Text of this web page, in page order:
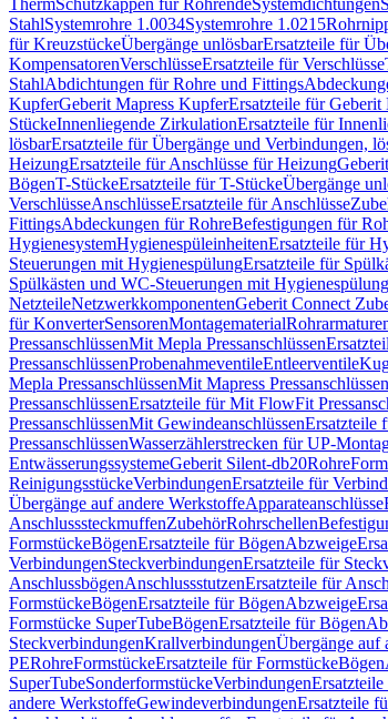
ThermSchutzkappen für RohrendeSystemdichtungen
StahlSystemrohre 1.0034Systemrohre 1.0215
für KreuzstückeÜbergänge unlösbarErsatzteile für
KompensatorenVerschlüsseErsatzteile für Verschlüsse
StahlAbdichtungen für Rohre und Fittings
KupferGeberit Mapress KupferErsatzteile für Geberit
StückeInnenliegende ZirkulationErsatzteile für
lösbarErsatzteile für Übergänge und Verbindungen,
HeizungErsatzteile für Anschlüsse für Heizung
BögenT-StückeErsatzteile für T-StückeÜbergänge
VerschlüsseAnschlüsseErsatzteile für Anschlüsse
FittingsAbdeckungen für RohreBefestigungen für
HygienesystemHygienespüleinheitenErsatzteile für
Steuerungen mit HygienespülungErsatzteile für
Spülkästen und WC-Steuerungen mit Hygienespülung
NetzteileNetzwerkkomponentenGeberit Connect
für KonverterSensorenMontagematerial
PressanschlüssenMit Mepla Pressanschlüssen
PressanschlüssenProbenahmeventileEntleerventile
Mepla PressanschlüssenMit Mapress Pressanschlüssen
PressanschlüssenErsatzteile für Mit FlowFit
PressanschlüssenMit GewindeanschlüssenErsatzteile
PressanschlüssenWasserzählerstrecken für UP-
EntwässerungssystemeGeberit Silent-db20Rohre
ReinigungsstückeVerbindungenErsatzteile für
Übergänge auf andere WerkstoffeApparateanschlüsse
AnschlusssteckmuffenZubehörRohrschellen
FormstückeBögenErsatzteile für BögenAbzweige
VerbindungenSteckverbindungenErsatzteile für
AnschlussbögenAnschlussstutzenErsatzteile für
FormstückeBögenErsatzteile für BögenAbzweige
Formstücke SuperTubeBögenErsatzteile für Bögen
SteckverbindungenKrallverbindungenÜbergänge auf
PERohreFormstückeErsatzteile für FormstückeBögen
SuperTubeSonderformstückeVerbindungen
andere WerkstoffeGewindeverbindungenErsatzteile